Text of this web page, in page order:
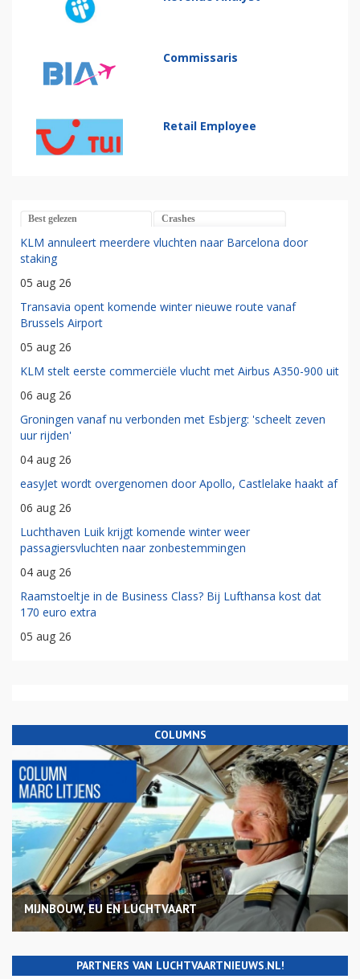
Commissaris
Retail Employee
Best gelezen Crashes
KLM annuleert meerdere vluchten naar Barcelona door
staking
05 aug 26
Transavia opent komende winter nieuwe route vanaf
Brussels Airport
05 aug 26
KLM stelt eerste commerciële vlucht met Airbus A350-900 uit
06 aug 26
Groningen vanaf nu verbonden met Esbjerg: 'scheelt zeven
uur rijden'
04 aug 26
easyJet wordt overgenomen door Apollo, Castlelake haakt af
06 aug 26
Luchthaven Luik krijgt komende winter weer
passagiersvluchten naar zonbestemmingen
04 aug 26
Raamstoeltje in de Business Class? Bij Lufthansa kost dat
170 euro extra
05 aug 26
COLUMNS
MIJNBOUW, EU EN LUCHTVAART
PARTNERS VAN LUCHTVAARTNIEUWS.NL!